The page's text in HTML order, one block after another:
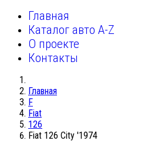
Главная
Каталог авто A-Z
О проекте
Контакты
Главная
F
Fiat
126
Fiat 126 City '1974